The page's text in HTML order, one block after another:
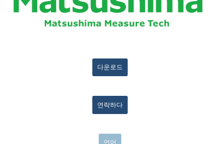
다운로드
연락하다
언어